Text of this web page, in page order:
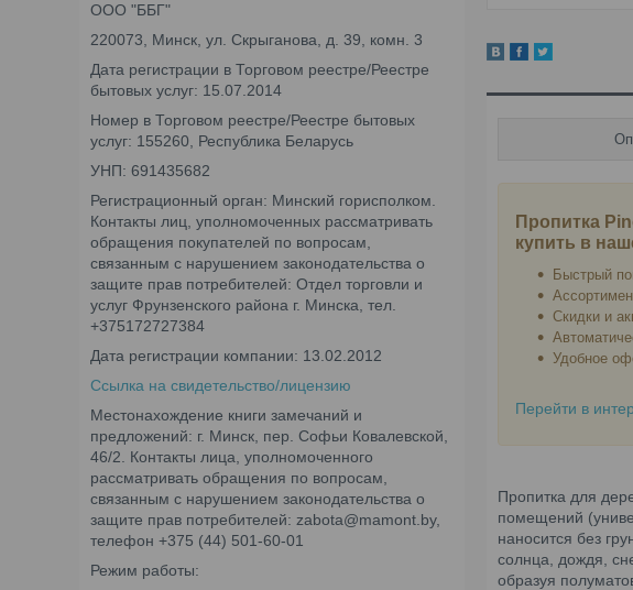
Пропитка
купить в
Быстрый
Скидки и
Удобное
Перейти в
Пропитка для
помещений
наносится без
солнца, дождя,
образуя
ООО "ББГ"
220073, Минск, ул. Скрыганова, д. 39, комн. 3
Дата регистрации в Торговом реестре/Реестре
бытовых услуг: 15.07.2014
Номер в Торговом реестре/Реестре бытовых
услуг: 155260, Республика Беларусь
УНП: 691435682
Регистрационный орган: Минский горисполком.
Контакты лиц, уполномоченных рассматривать
обращения покупателей по вопросам,
связанным с нарушением законодательства о
защите прав потребителей: Отдел торговли и
услуг Фрунзенского района г. Минска, тел.
+375172727384
Дата регистрации компании: 13.02.2012
Ссылка на свидетельство/лицензию
Местонахождение книги замечаний и
предложений: г. Минск, пер. Софьи Ковалевской,
46/2. Контакты лица, уполномоченного
рассматривать обращения по вопросам,
связанным с нарушением законодательства о
защите прав потребителей: zabota@mamont.by,
телефон +375 (44) 501-60-01
Режим работы: